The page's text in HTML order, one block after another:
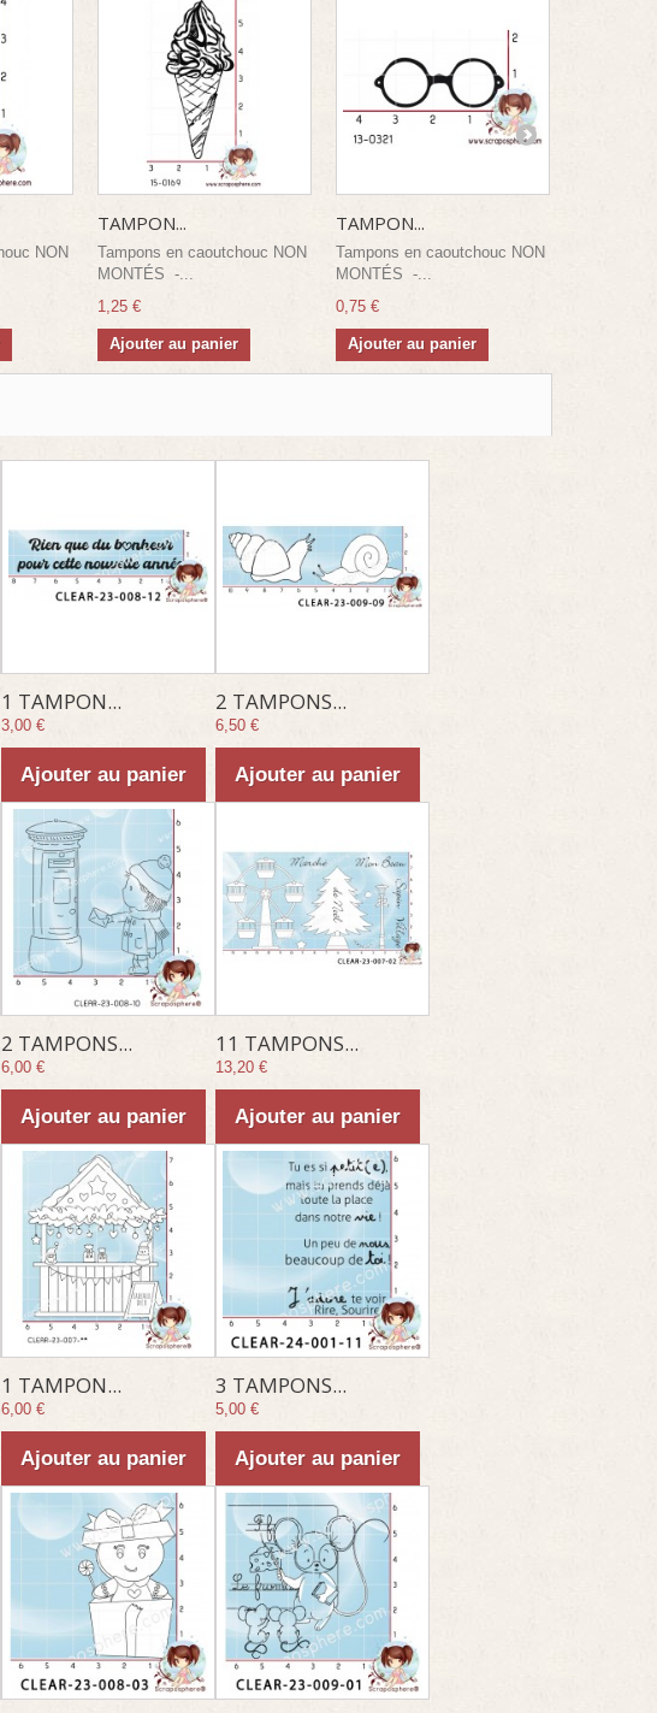
NON
TAMPON...
Tampons en caoutchouc NON
MONTÉS -...
1,25 €
Ajouter au panier
TAMPON...
Tampons en caoutchouc NON
MONTÉS -...
0,75 €
Ajouter au panier
1 TAMPON...
3,00 €
Ajouter au panier
2 TAMPONS...
6,50 €
Ajouter au panier
2 TAMPONS...
6,00 €
Ajouter au panier
11 TAMPONS...
13,20 €
Ajouter au panier
1 TAMPON...
6,00 €
Ajouter au panier
3 TAMPONS...
5,00 €
Ajouter au panier